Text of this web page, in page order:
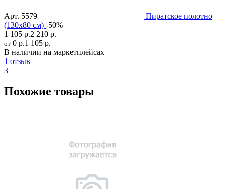
Арт. 5579
Пиратское полотно
(130x80 см) -50%
1 105 р.2 210 р.
от 0 р.1 105 р.
В наличии на маркетплейсах
1 отзыв
3
Похожие товары